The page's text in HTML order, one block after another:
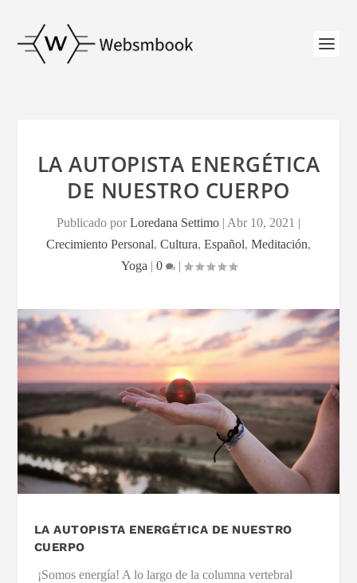
LA AUTOPISTA ENERGÉTICA
DE NUESTRO CUERPO
Publicado porLoredana Settimo | Abr 10, 2021 |
Crecimiento Personal, Cultura, Español, Meditación,
Yoga | 0 |
LA AUTOPISTA ENERGÉTICA DE NUESTRO
CUERPO
¡Somos energía! A lo largo de la columna vertebral